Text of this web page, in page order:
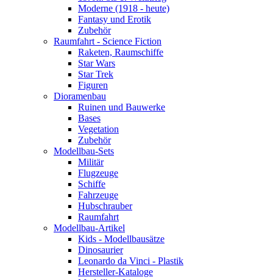
Moderne (1918 - heute)
Fantasy und Erotik
Zubehör
Raumfahrt - Science Fiction
Raketen, Raumschiffe
Star Wars
Star Trek
Figuren
Dioramenbau
Ruinen und Bauwerke
Bases
Vegetation
Zubehör
Modellbau-Sets
Militär
Flugzeuge
Schiffe
Fahrzeuge
Hubschrauber
Raumfahrt
Modellbau-Artikel
Kids - Modellbausätze
Dinosaurier
Leonardo da Vinci - Plastik
Hersteller-Kataloge